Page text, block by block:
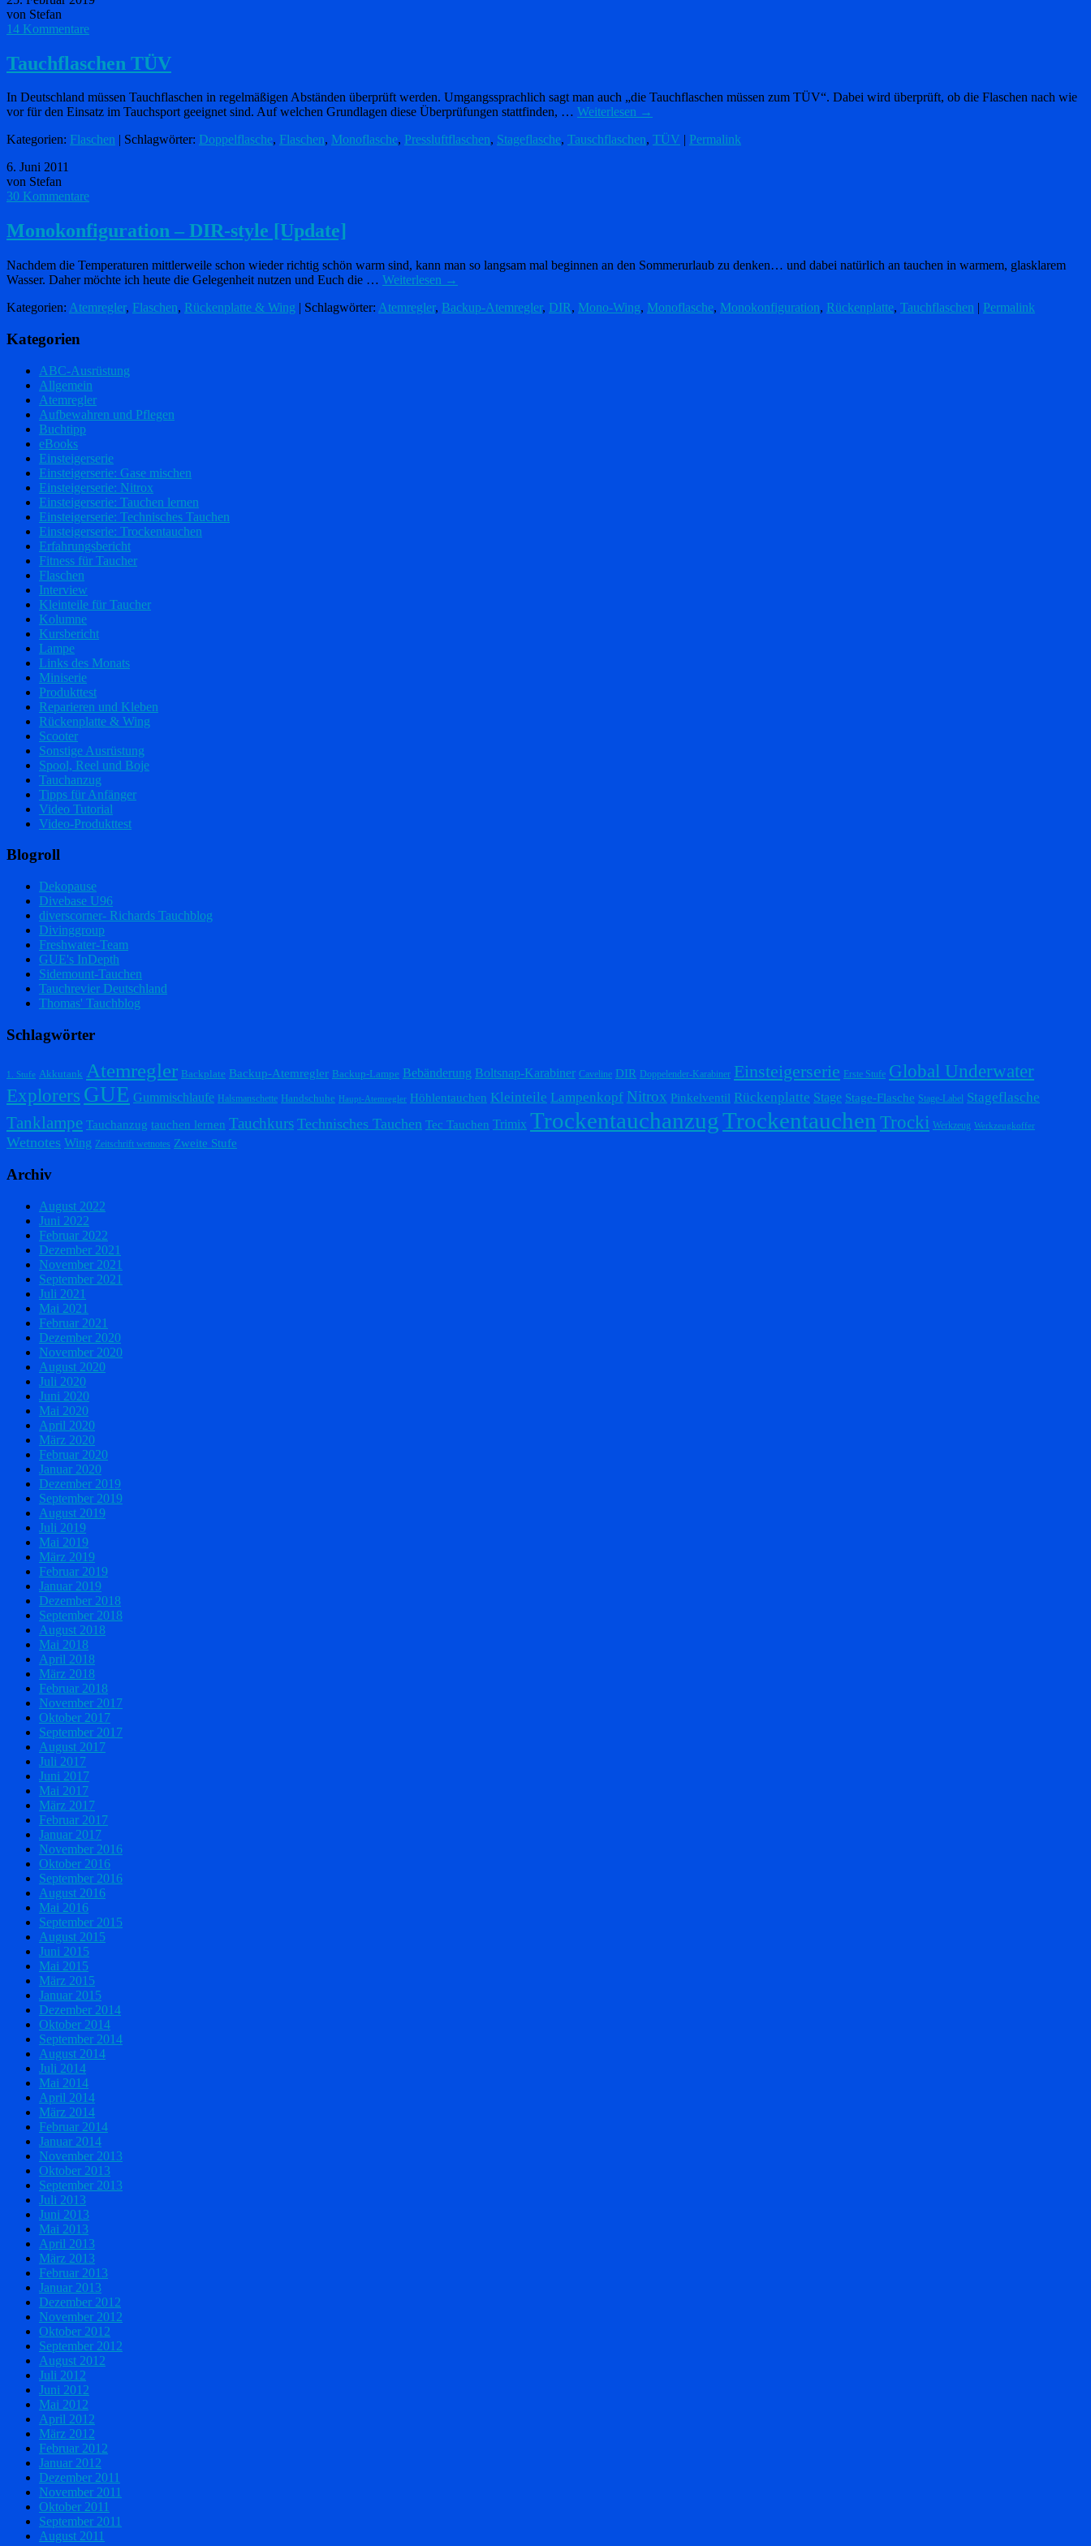
von Stefan
14 Kommentare
Tauchflaschen TÜV
In Deutschland müssen Tauchflaschen in regelmäßigen Abständen überprüft werden. Umgangssprachlich sagt man auch „die Tauchflaschen müssen zum TÜV“. Dabei wird überprüft, ob die Flaschen nach wie
vor für den Einsatz im Tauchsport geeignet sind. Auf welchen Grundlagen diese Überprüfungen stattfinden, … Weiterlesen →
Kategorien: Flaschen | Schlagwörter: Doppelflasche, Flaschen, Monoflasche, Pressluftflaschen, Stageflasche, Tauschflaschen, TÜV
Permalink
6. Juni 2011
von Stefan
30 Kommentare
Monokonfiguration – DIR-style [Update]
Nachdem die Temperaturen mittlerweile schon wieder richtig schön warm sind, kann man so langsam mal beginnen an den Sommerurlaub zu denken… und dabei natürlich an tauchen in warmem, glasklarem
Wasser. Daher möchte ich heute die Gelegenheit nutzen und Euch die … Weiterlesen →
Kategorien: Atemregler, Flaschen, Rückenplatte & Wing | Schlagwörter: Atemregler, Backup-Atemregler, DIR, Mono-Wing, Monoflasche, Monokonfiguration, Rückenplatte, Tauchflaschen | Permalink
Kategorien
ABC-Ausrüstung
Allgemein
Atemregler
Aufbewahren und Pflegen
Buchtipp
eBooks
Einsteigerserie
Einsteigerserie: Gase mischen
Einsteigerserie: Nitrox
Einsteigerserie: Tauchen lernen
Einsteigerserie: Technisches Tauchen
Einsteigerserie: Trockentauchen
Erfahrungsbericht
Fitness für Taucher
Flaschen
Interview
Kleinteile für Taucher
Kolumne
Kursbericht
Lampe
Links des Monats
Miniserie
Produkttest
Reparieren und Kleben
Rückenplatte & Wing
Scooter
Sonstige Ausrüstung
Spool, Reel und Boje
Tauchanzug
Tipps für Anfänger
Video Tutorial
Video-Produkttest
Blogroll
Dekopause
Divebase U96
diverscorner- Richards Tauchblog
Divinggroup
Freshwater-Team
GUE's InDepth
Sidemount-Tauchen
Tauchrevier Deutschland
Thomas' Tauchblog
Schlagwörter
1. Stufe Akkutank Atemregler Backplate Backup-Atemregler Backup-Lampe Bebänderung Boltsnap-Karabiner Caveline DIR Doppelender-Karabiner Einsteigerserie Erste Stufe Global Underwater
Explorers GUE Gummischlaufe Halsmanschette Handschuhe Haupt-Atemregler Höhlentauchen Kleinteile Lampenkopf Nitrox Pinkelventil Rückenplatte Stage Stage-Flasche Stage-Label Stageflasche
Tanklampe Tauchanzug tauchen lernen Tauchkurs Technisches Tauchen Tec Tauchen Trimix TrockentauchanzugTrockentauchen Trocki Werkzeug Werkzeugkoffer
Wetnotes Wing Zeitschrift wetnotes Zweite Stufe
Archiv
August 2022
Juni 2022
Februar 2022
Dezember 2021
November 2021
September 2021
Juli 2021
Mai 2021
Februar 2021
Dezember 2020
November 2020
August 2020
Juli 2020
Juni 2020
Mai 2020
April 2020
März 2020
Februar 2020
Januar 2020
Dezember 2019
September 2019
August 2019
Juli 2019
Mai 2019
März 2019
Februar 2019
Januar 2019
Dezember 2018
September 2018
August 2018
Mai 2018
April 2018
März 2018
Februar 2018
November 2017
Oktober 2017
September 2017
August 2017
Juli 2017
Juni 2017
Mai 2017
März 2017
Februar 2017
Januar 2017
November 2016
Oktober 2016
September 2016
August 2016
Mai 2016
September 2015
August 2015
Juni 2015
Mai 2015
März 2015
Januar 2015
Dezember 2014
Oktober 2014
September 2014
August 2014
Juli 2014
Mai 2014
April 2014
März 2014
Februar 2014
Januar 2014
November 2013
Oktober 2013
September 2013
Juli 2013
Juni 2013
Mai 2013
April 2013
März 2013
Februar 2013
Januar 2013
Dezember 2012
November 2012
Oktober 2012
September 2012
August 2012
Juli 2012
Juni 2012
Mai 2012
April 2012
März 2012
Februar 2012
Januar 2012
Dezember 2011
November 2011
Oktober 2011
September 2011
August 2011